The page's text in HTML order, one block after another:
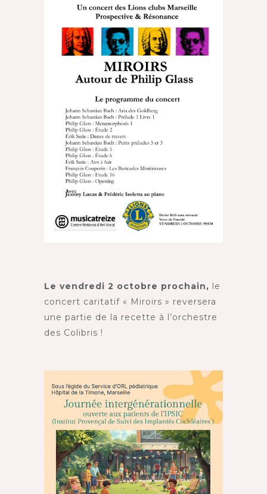
Le vendredi 2 octobre prochain, le
concert caritatif « Miroirs » reversera
une partie de la recette à l’orchestre
des Colibris !